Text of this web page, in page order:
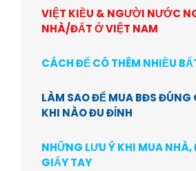
VIỆT KIỀU & NGƯỜI NƯỚC
NHÀ/ĐẤT Ở VIỆT NAM
CÁCH ĐỂ CÓ THÊM NHIỀU
LÀM SAO ĐỂ MUA BĐS ĐÚNG
KHI NÀO ĐU ĐỈNH
NHỮNG LƯU Ý KHI MUA
GIẤY TAY